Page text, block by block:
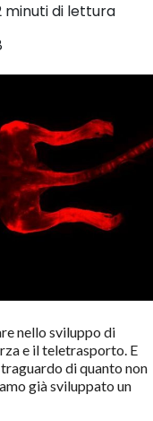
minuti di lettura
nello sviluppo di
e il teletrasporto. E
di quanto non
già sviluppato un